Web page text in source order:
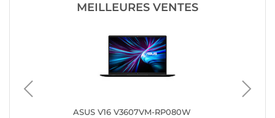
MEILLEURES VENTES
ASUS V16 V3607VM-RP080W